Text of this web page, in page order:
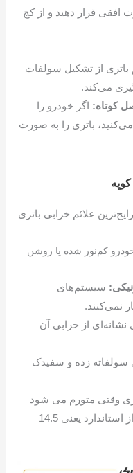
افقی قرار دهید و از کج
از تشکیل سولفات
می‌کند.
کوتاه: اگر خودرو را
باتری را به صورت
علائم خرابی باتری
کم‌نور شده یا روشن
سیستم‌های
نمی‌کنند.
نشانه‌ای از خرابی آن
زده و سفیدک
وقتی متورم می شود
که دینام باتری را با ولتاژ بالاتر از استاندارد یعنی 14.5